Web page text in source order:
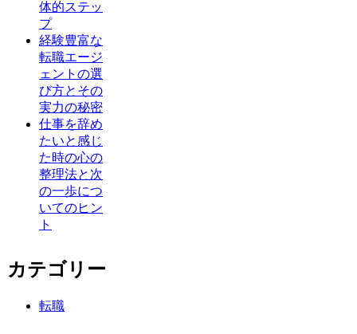
体的ステッ
プ
経験豊富な
転職エージ
ェントの選
び方とその
実力の秘密
仕事を辞め
たいと感じ
た時の心の
整理法と次
の一歩につ
いてのヒン
ト
カテゴリー
転職